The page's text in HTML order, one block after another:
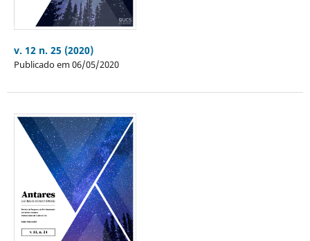
v. 12 n. 25 (2020)
Publicado em 06/05/2020